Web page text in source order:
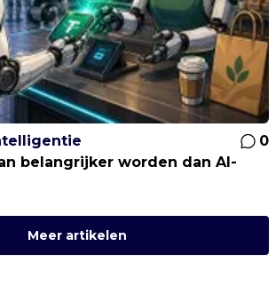
0
belangrijker worden dan AI-
Meer artikelen